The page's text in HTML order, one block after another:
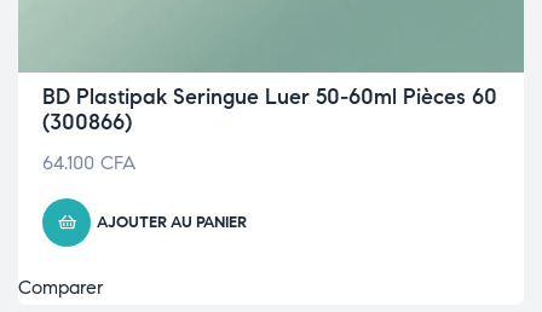
BD Plastipak Seringue Luer 50-60ml Pièces 60
(300866)
64.100 CFA
AJOUTER AU PANIER
Comparer